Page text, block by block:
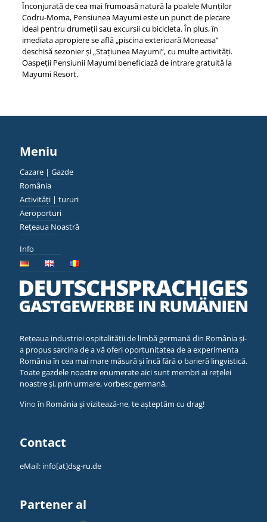
Înconjurată de cea mai frumoasă natură la poalele Munților
Codru-Moma, Pensiunea Mayumi este un punct de plecare
ideal pentru drumeții sau excursii cu bicicleta. În plus, în
imediata apropiere se află „piscina exterioară Moneasa”
deschisă sezonier și „Stațiunea Mayumi”, cu multe activități.
Oaspeții Pensiunii Mayumi beneficiază de intrare gratuită la
Mayumi Resort.
Meniu
Cazare | Gazde
România
Activități | tururi
Aeroporturi
Rețeaua Noastră
Info
Rețeaua industriei ospitalității de limbă germană din România și-
a propus sarcina de a vă oferi oportunitatea de a experimenta
România în cea mai mare măsură și încă fără o barieră lingvistică.
Toate gazdele noastre enumerate aici sunt membri ai rețelei
noastre și, prin urmare, vorbesc germană.
Vino în România și vizitează-ne, te așteptăm cu drag!
Contact
eMail: info[at]dsg-ru.de
Partener al